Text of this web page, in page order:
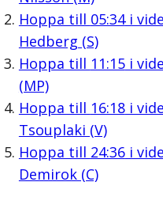
Hoppa till 05:34i
Hedberg (S)
Hoppa till 11:15i
(MP)
Hoppa till 16:18i
Tsouplaki (V)
Hoppa till 24:36i
Demirok (C)